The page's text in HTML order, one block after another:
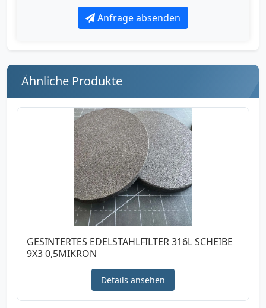
Anfrage absenden
Ähnliche Produkte
GESINTERTES EDELSTAHLFILTER 316L SCHEIBE
9X3 0,5MIKRON
Details ansehen